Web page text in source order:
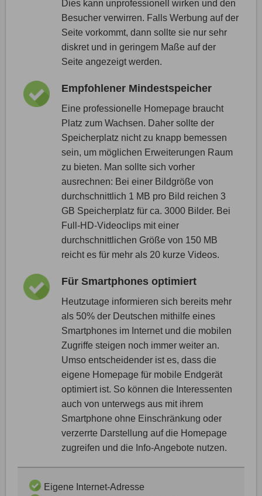
Dies kann unprofessionell wirken und den
Besucher verwirren. Falls Werbung auf der
Seite vorkommt, dann sollte sie nur sehr
diskret und in geringem Maße auf der
Seite angezeigt werden.
Empfohlener Mindestspeicher
Eine professionelle Homepage braucht
Platz zum Wachsen. Daher sollte der
Speicherplatz nicht zu knapp bemessen
sein, um möglichen Erweiterungen Raum
zu bieten. Man sollte sich vorher
ausrechnen: Bei einer Bildgröße von
durchschnittlich 1 MB pro Bild reichen 3
GB Speicherplatz für ca. 3000 Bilder. Bei
Full-HD-Videoclips mit einer
durchschnittlichen Größe von 150 MB
reicht es für mehr als 20 kurze Videos.
Für Smartphones optimiert
Heutzutage informieren sich bereits mehr
als 50% der Deutschen mithilfe eines
Smartphones im Internet und die mobilen
Zugriffe steigen noch immer weiter an.
Umso entscheidender ist es, dass die
eigene Homepage für mobile Endgerät
optimiert ist. So können die Interessenten
auch von unterwegs aus mit ihrem
Smartphone ohne Einschränkung oder
verzerrte Darstellung auf die Homepage
zugreifen und die Info-Angebote nutzen.
Eigene Internet-Adresse